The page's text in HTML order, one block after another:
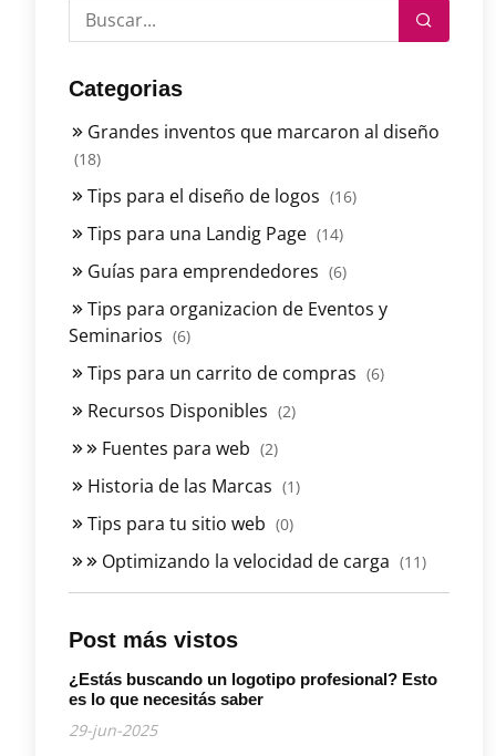
Categorias
Grandes inventos que marcaron al diseño
(18)
Tips para el diseño de logos (16)
Tips para una Landig Page (14)
Guías para emprendedores (6)
Tips para organizacion de Eventos y
Seminarios (6)
Tips para un carrito de compras (6)
Recursos Disponibles (2)
Fuentes para web (2)
Historia de las Marcas (1)
Tips para tu sitio web (0)
Optimizando la velocidad de carga (11)
Post más vistos
¿Estás buscando un logotipo profesional? Esto
es lo que necesitás saber
29-jun-2025